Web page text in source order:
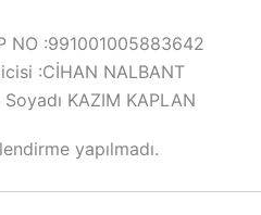
NO :991001005883642
:CİHAN NALBANT
KAZIM KAPLAN
yapılmadı.